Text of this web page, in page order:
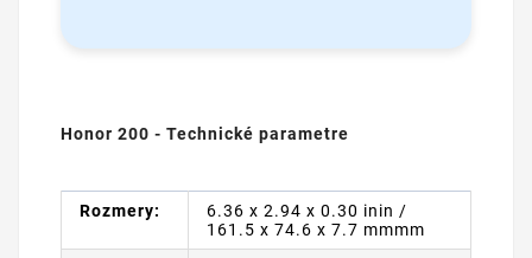
Honor 200 - Technické parametre
Rozmery:
6.36 x 2.94 x 0.30 inin /
161.5 x 74.6 x 7.7 mmmm